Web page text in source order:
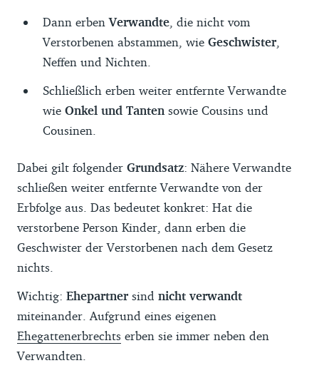
Dann erbenVerwandte , die nicht vom
Verstorbenen abstammen, wie Geschwister
Neffen und Nichten.
Schließlich erben weiter entfernte Verwandte
wie Onkel und Tanten sowie Cousins und
Cousinen.
Dabei gilt folgender Grundsatz: Nähere Verwandte
schließen weiter entfernte Verwandte von der
Erbfolge aus. Das bedeutet konkret: Hat die
verstorbene Person Kinder, dann erben die
Geschwister der Verstorbenen nach dem Gesetz
nichts.
Wichtig: Ehepartner sind nicht verwandt
miteinander. Aufgrund eines eigenen
Ehegattenerbrechts erben sie immer neben den
Verwandten.